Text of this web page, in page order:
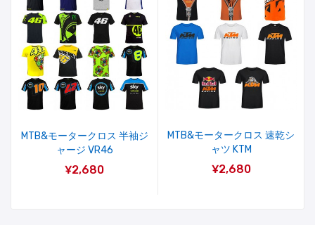
MTB&モータークロス 半袖ジ
ャージ VR46
¥2,680
MTB&モータークロス 速乾シ
ャツ KTM
¥2,680